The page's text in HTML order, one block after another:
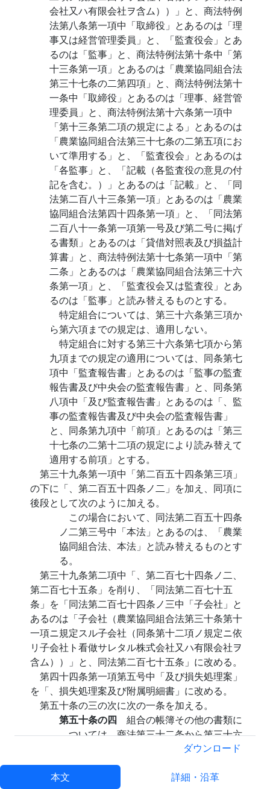
会社又ハ有限会社ヲ含ム））」と、商法特例
法第八条第一項中「取締役」とあるのは「理
事又は経営管理委員」と、「監査役会」とあ
るのは「監事」と、商法特例法第十条中「第
十三条第一項」とあるのは「農業協同組合法
第三十七条の二第四項」と、商法特例法第十
一条中「取締役」とあるのは「理事、経営管
理委員」と、商法特例法第十六条第一項中
「第十三条第二項の規定による」とあるのは
「農業協同組合法第三十七条の二第五項にお
いて準用する」と、「監査役会」とあるのは
「各監事」と、「記載（各監査役の意見の付
記を含む。）」とあるのは「記載」と、「同
法第二百八十三条第一項」とあるのは「農業
協同組合法第四十四条第一項」と、「同法第
二百八十一条第一項第一号及び第二号に掲げ
る書類」とあるのは「貸借対照表及び損益計
算書」と、商法特例法第十七条第一項中「第
二条」とあるのは「農業協同組合法第三十六
条第一項」と、「監査役会又は監査役」とあ
るのは「監事」と読み替えるものとする。
特定組合については、第三十六条第三項か
ら第六項までの規定は、適用しない。
特定組合に対する第三十六条第七項から第
九項までの規定の適用については、同条第七
項中「監査報告書」とあるのは「監事の監査
報告書及び中央会の監査報告書」と、同条第
八項中「及び監査報告書」とあるのは「、監
事の監査報告書及び中央会の監査報告書」
と、同条第九項中「前項」とあるのは「第三
十七条の二第十二項の規定により読み替えて
適用する前項」とする。
第三十九条第一項中「第二百五十四条第三項」
の下に「、第二百五十四条ノ二」を加え、同項に
後段として次のように加える。
この場合において、同法第二百五十四条
ノ二第三号中「本法」とあるのは、「農業
協同組合法、本法」と読み替えるものとす
る。
第三十九条第二項中「、第二百七十四条ノ二、
第二百七十五条」を削り、「同法第二百七十五
条」を「同法第二百七十四条ノ三中「子会社」と
あるのは「子会社（農業協同組合法第三十条第十
一項ニ規定スル子会社（同条第十二項ノ規定ニ依
リ子会社ト看做サレタル株式会社又ハ有限会社ヲ
含ム））」と、同法第二百七十五条」に改める。
第四十四条第一項第五号中「及び損失処理案」
を「、損失処理案及び附属明細書」に改める。
第五十条の三の次に次の一条を加える。
第五十条の四 組合の帳簿その他の書類に
ついては、商法第三十二条から第三十六
条までの規定を、組合の計算について
は、同法第二百八十五条、第二百八十五
条ノ二、第二百八十五条ノ四から第二百
ダウンロード
本文 詳細・沿革